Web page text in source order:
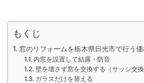
もくじ
窓のリフォームを栃木県日光市で行う
内窓を設置して結露・防音
壁を壊さず窓を交換する（サッシ交換
ガラスだけを替える